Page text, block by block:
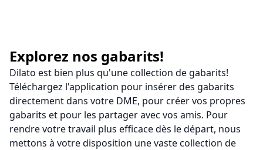
Tarifs
Télécharger
App web
S'inscrire
Explorez nos gabarits!
Dilato est bien plus qu'une collection de gabarits!
Téléchargez l'application pour insérer des gabarits
directement dans votre DME, pour créer vos propres
gabarits et pour les partager avec vos amis. Pour
rendre votre travail plus efficace dès le départ, nous
mettons à votre disposition une vaste collection de